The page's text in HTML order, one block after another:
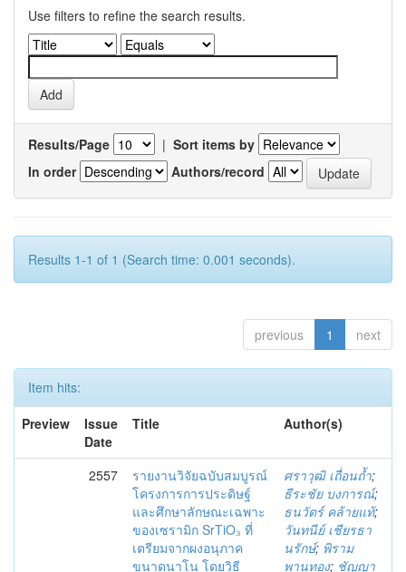
Use filters to refine the search results.
Results/Page | Sort items by
In order
Authors/record
Results 1-1 of 1 (Search time: 0.001 seconds).
previous 1 next
Item hits:
Preview
Issue
Date
Title Author(s)
2557
รายงานวิจัยฉบับสมบูรณ์
โครงการการประดิษฐ์
และศึกษาลักษณะเฉพาะ
ของเซรามิก SrTiO₃ ที่
เตรียมจากผงอนุภาค
ขนาดนาโน โดยวิธี
ศราวุฒิ เถื่อนถ้ำ;
ธีระชัย บงการณ์;
ธนวัตร์ คล้ายแท้;
วันทนีย์ เชียรธา
นรักษ์; พิราม
พานทอง; ชัญญา